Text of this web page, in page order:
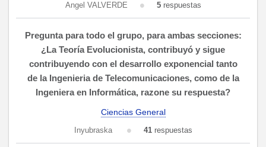
Angel VALVERDE 5respuestas
Pregunta para todo el grupo, para ambas secciones:
¿La Teoría Evolucionista, contribuyó y sigue
contribuyendo con el desarrollo exponencial tanto
de la Ingenieria de Telecomunicaciones, como de la
Ingeniera en Informática, razone su respuesta?
Ciencias General
Inyubraska 41respuestas